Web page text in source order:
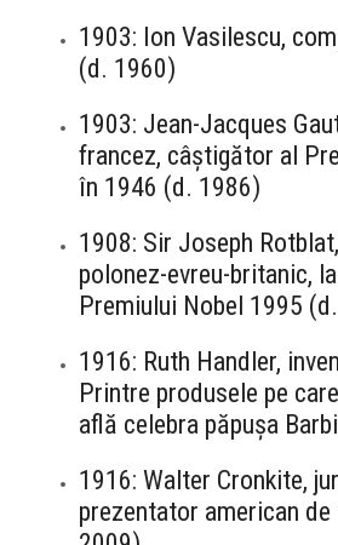
1903: Ion Vasilescu,
(d. 1960)
1903: Jean-Jacques
francez, câștigător al
în 1946 (d. 1986)
1908: Sir Joseph
polonez-evreu-britanic,
Premiului Nobel 1995
1916: Ruth Handler,
Printre produsele pe
află celebra păpușa
1916: Walter Cronkite,
prezentator american